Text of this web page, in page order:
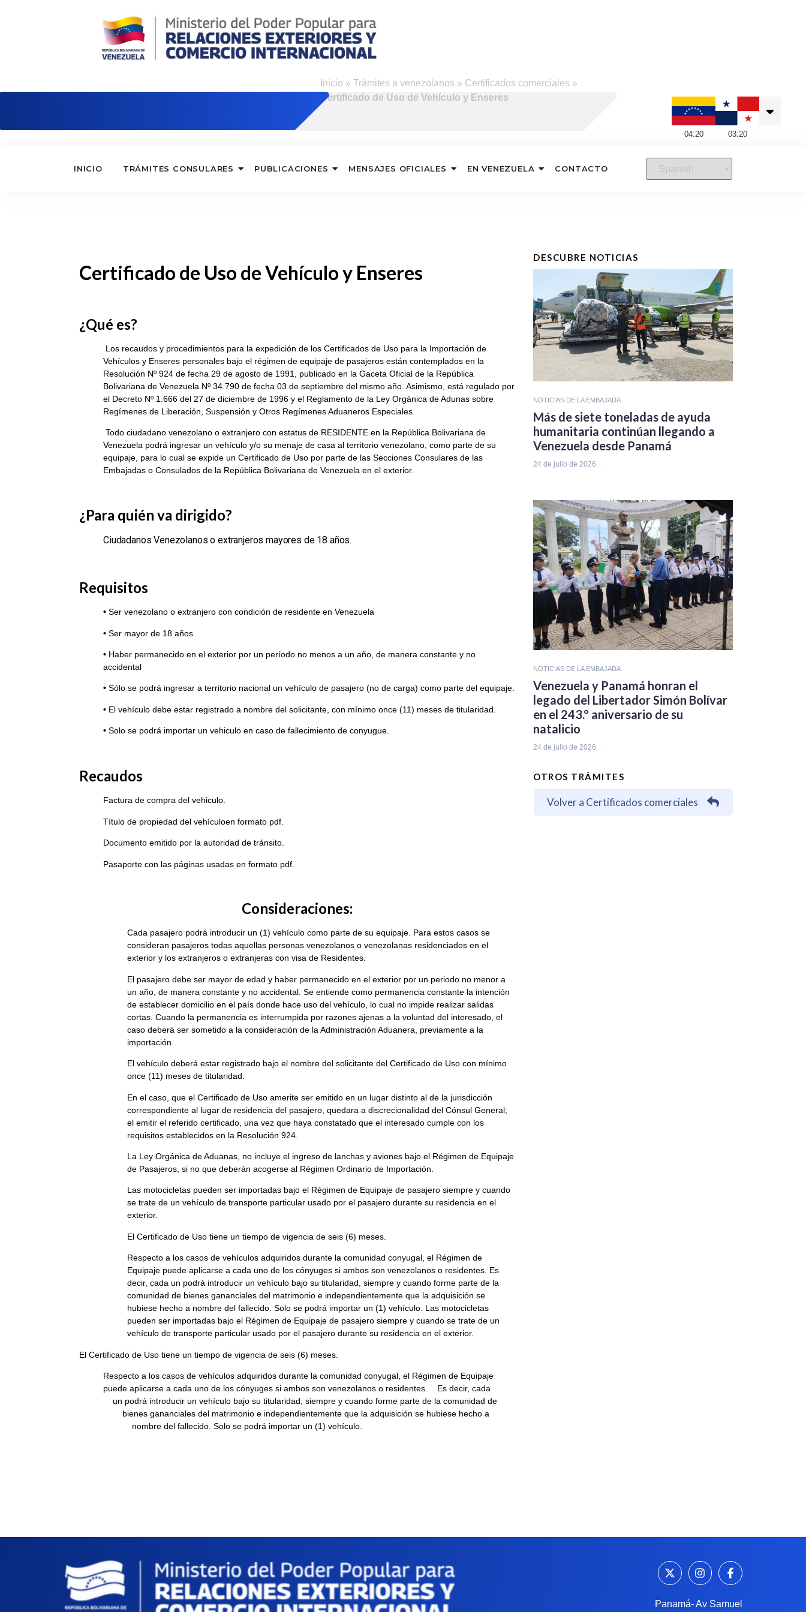
Inicio »Trámites a venezolanos » Certificados comerciales »
Certificado de Uso de Vehículo y Enseres
04:20 03:20
INICIO TRÁMITES CONSULARES PUBLICACIONES MENSAJES OFICIALES EN VENEZUELA CONTACTO
Certificado de Uso de Vehículo y Enseres
¿Qué es?
Los recaudos y procedimientos para la expedición de los Certificados de Uso para la Importación de
Vehículos y Enseres personales bajo el régimen de equipaje de pasajeros están contemplados en la
Resolución Nº 924 de fecha 29 de agosto de 1991, publicado en la Gaceta Oficial de la República
Bolivariana de Venezuela Nº 34.790 de fecha 03 de septiembre del mismo año. Asimismo, está regulado por
el Decreto Nº 1.666 del 27 de diciembre de 1996 y el Reglamento de la Ley Orgánica de Adunas sobre
Regímenes de Liberación, Suspensión y Otros Regímenes Aduaneros Especiales.
Todo ciudadano venezolano o extranjero con estatus de RESIDENTE en la República Bolivariana de
Venezuela podrá ingresar un vehículo y/o su menaje de casa al territorio venezolano, como parte de su
equipaje, para lo cual se expide un Certificado de Uso por parte de las Secciones Consulares de las
Embajadas o Consulados de la República Bolivariana de Venezuela en el exterior.
¿Para quién va dirigido?
Ciudadanos Venezolanos o extranjeros mayores de 18 años.
Requisitos
• Ser venezolano o extranjero con condición de residente en Venezuela
• Ser mayor de 18 años
• Haber permanecido en el exterior por un período no menos a un año, de manera constante y no
accidental
• Sólo se podrá ingresar a territorio nacional un vehículo de pasajero (no de carga) como parte del equipaje.
• El vehículo debe estar registrado a nombre del solicitante, con mínimo once (11) meses de titularidad.
• Solo se podrá importar un vehiculo en caso de fallecimiento de conyugue.
Recaudos
Factura de compra del vehiculo.
Título de propiedad del vehículoen formato pdf.
Documento emitido por la autoridad de tránsito.
Pasaporte con las páginas usadas en formato pdf.
Consideraciones:
Cada pasajero podrá introducir un (1) vehículo como parte de su equipaje. Para estos casos se
consideran pasajeros todas aquellas personas venezolanos o venezolanas residenciados en el
exterior y los extranjeros o extranjeras con visa de Residentes.
El pasajero debe ser mayor de edad y haber permanecido en el exterior por un periodo no menor a
un año, de manera constante y no accidental. Se entiende como permanencia constante la intención
de establecer domicilio en el país donde hace uso del vehículo, lo cual no impide realizar salidas
cortas. Cuando la permanencia es interrumpida por razones ajenas a la voluntad del interesado, el
caso deberá ser sometido a la consideración de la Administración Aduanera, previamente a la
importación.
El vehículo deberá estar registrado bajo el nombre del solicitante del Certificado de Uso con mínimo
once (11) meses de titularidad.
En el caso, que el Certificado de Uso amerite ser emitido en un lugar distinto al de la jurisdicción
correspondiente al lugar de residencia del pasajero, quedara a discrecionalidad del Cónsul General;
el emitir el referido certificado, una vez que haya constatado que el interesado cumple con los
requisitos establecidos en la Resolución 924.
La Ley Orgánica de Aduanas, no incluye el ingreso de lanchas y aviones bajo el Régimen de Equipaje
de Pasajeros, si no que deberán acogerse al Régimen Ordinario de Importación.
Las motocicletas pueden ser importadas bajo el Régimen de Equipaje de pasajero siempre y cuando
se trate de un vehículo de transporte particular usado por el pasajero durante su residencia en el
exterior.
El Certificado de Uso tiene un tiempo de vigencia de seis (6) meses.
Respecto a los casos de vehículos adquiridos durante la comunidad conyugal, el Régimen de
Equipaje puede aplicarse a cada uno de los cónyuges si ambos son venezolanos o residentes. Es
decir, cada un podrá introducir un vehículo bajo su titularidad, siempre y cuando forme parte de la
comunidad de bienes gananciales del matrimonio e independientemente que la adquisición se
hubiese hecho a nombre del fallecido. Solo se podrá importar un (1) vehículo. Las motocicletas
pueden ser importadas bajo el Régimen de Equipaje de pasajero siempre y cuando se trate de un
vehículo de transporte particular usado por el pasajero durante su residencia en el exterior.
El Certificado de Uso tiene un tiempo de vigencia de seis (6) meses.
Respecto a los casos de vehículos adquiridos durante la comunidad conyugal, el Régimen de Equipaje
puede aplicarse a cada uno de los cónyuges si ambos son venezolanos o residentes. Es decir, cada
un podrá introducir un vehículo bajo su titularidad, siempre y cuando forme parte de la comunidad de
bienes gananciales del matrimonio e independientemente que la adquisición se hubiese hecho a
nombre del fallecido. Solo se podrá importar un (1) vehículo.
DESCUBRE NOTICIAS
NOTICIAS DE LA EMBAJADA
Más de siete toneladas de ayuda
humanitaria continúan llegando a
Venezuela desde Panamá
24 de julio de 2026
NOTICIAS DE LA EMBAJADA
Venezuela y Panamá honran el
legado del Libertador Simón Bolívar
en el 243.º aniversario de su
natalicio
24 de julio de 2026
OTROS TRÁMITES
Volver a Certificados comerciales
Panamá- Av Samuel